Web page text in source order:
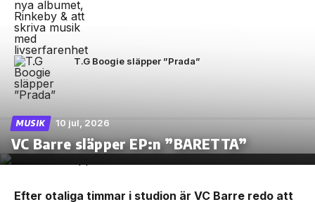
T.G Boogie släpper ”Prada”
MUSIK 10 jul, 2026
VC Barre släpper EP:n ”BARETTA”
Efter otaliga timmar i studion är VC Barre redo att